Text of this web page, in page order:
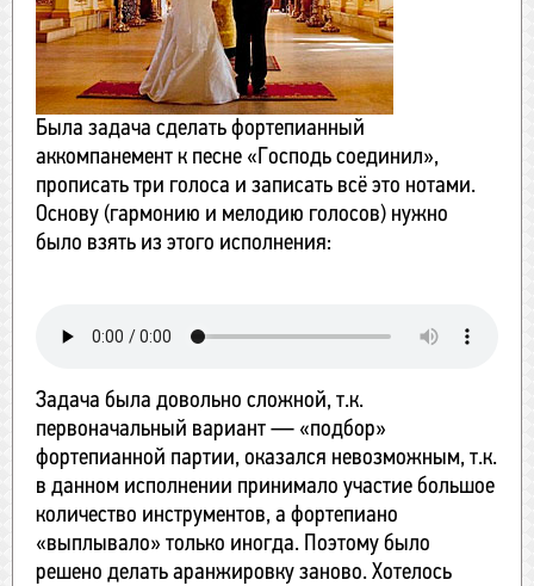
Была задача сделать фортепианный
аккомпанемент к песне «Господь соединил»,
прописать три голоса и записать всё это нотами.
Основу (гармонию и мелодию голосов) нужно
было взять из этого исполнения:
Задача была довольно сложной, т.к.
первоначальный вариант — «подбор»
фортепианной партии, оказался невозможным, т.к.
в данном исполнении принимало участие большое
количество инструментов, а фортепиано
«выплывало» только иногда. Поэтому было
решено делать аранжировку заново. Хотелось